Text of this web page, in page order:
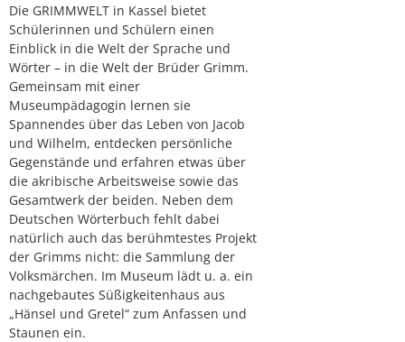
Die GRIMMWELT in Kassel bietet
Schülerinnen und Schülern einen
Einblick in die Welt der Sprache und
Wörter – in die Welt der Brüder Grimm.
Gemeinsam mit einer
Museumpädagogin lernen sie
Spannendes über das Leben von Jacob
und Wilhelm, entdecken persönliche
Gegenstände und erfahren etwas über
die akribische Arbeitsweise sowie das
Gesamtwerk der beiden. Neben dem
Deutschen Wörterbuch fehlt dabei
natürlich auch das berühmtestes Projekt
der Grimms nicht: die Sammlung der
Volksmärchen. Im Museum lädt u. a. ein
nachgebautes Süßigkeitenhaus aus
„Hänsel und Gretel“ zum Anfassen und
Staunen ein.